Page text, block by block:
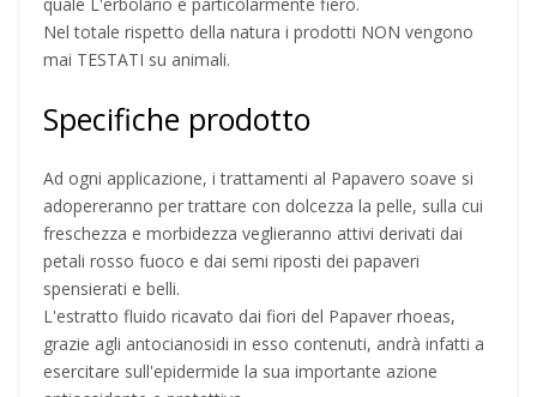
Nel totale rispetto della natura i prodotti NON vengono
mai TESTATI su animali.
Specifiche prodotto
Ad ogni applicazione, i trattamenti al Papavero soave si
adopereranno per trattare con dolcezza la pelle, sulla cui
freschezza e morbidezza veglieranno attivi derivati dai
petali rosso fuoco e dai semi riposti dei papaveri
spensierati e belli.
L'estratto fluido ricavato dai fiori del Papaver rhoeas,
grazie agli antocianosidi in esso contenuti, andrà infatti a
esercitare sull'epidermide la sua importante azione